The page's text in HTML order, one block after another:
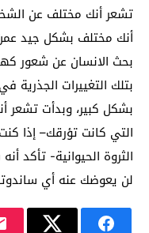
تشعر أنك مختلف عن
أنك مختلف بشكل جيد
بحث الانسان عن شعور
بتلك التغييرات
بشكل كبير، وبدأت تشعر
التي كانت تؤرقك– إذا
الثروة الحيوانية- تأكد
لن يعوضك عنه أي